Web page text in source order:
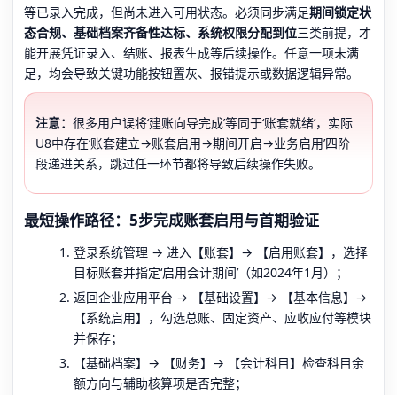
等已录入完成，但尚未进入可用状态。必须同步满足期间锁定状
态合规、基础档案齐备性达标、系统权限分配到位三类前提，才
能开展凭证录入、结账、报表生成等后续操作。任意一项未满
足，均会导致关键功能按钮置灰、报错提示或数据逻辑异常。
注意： 很多用户误将‘建账向导完成’等同于‘账套就绪’，实际
U8中存在‘账套建立→账套启用→期间开启→业务启用’四阶
段递进关系，跳过任一环节都将导致后续操作失败。
最短操作路径：5步完成账套启用与首期验证
登录系统管理 → 进入【账套】→ 【启用账套】，选择
目标账套并指定‘启用会计期间’（如2024年1月）；
返回企业应用平台 → 【基础设置】→ 【基本信息】→
【系统启用】，勾选总账、固定资产、应收应付等模块
并保存；
【基础档案】→ 【财务】→ 【会计科目】检查科目余
额方向与辅助核算项是否完整；